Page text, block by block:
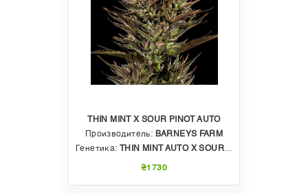
THIN MINT X SOUR PINOT AUTO
Производитель: BARNEYS FARM
Генетика:
THIN MINT AUTO X SOUR PINOT AUTO
₴1730